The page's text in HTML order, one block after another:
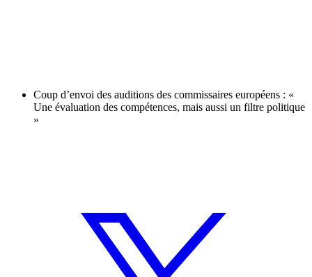
Coup d’envoi des auditions des commissaires européens : «
Une évaluation des compétences, mais aussi un filtre politique
»